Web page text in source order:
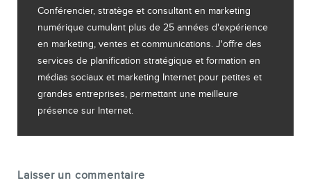
Conférencier, stratège et consultant en marketing
numérique cumulant plus de 25 années d'expérience
en marketing, ventes et communications. J'offre des
services de planification stratégique et formation en
médias sociaux et marketing Internet pour petites et
grandes entreprises, permettant une meilleure
présence sur Internet.
Laisser un commentaire